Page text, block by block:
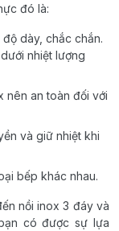
đó là:
dày, chắc chắn.
nhiệt lượng
nên an toàn đối với
và giữ nhiệt khi
bếp khác nhau.
nồi inox 3 đáy và
có được sự lựa